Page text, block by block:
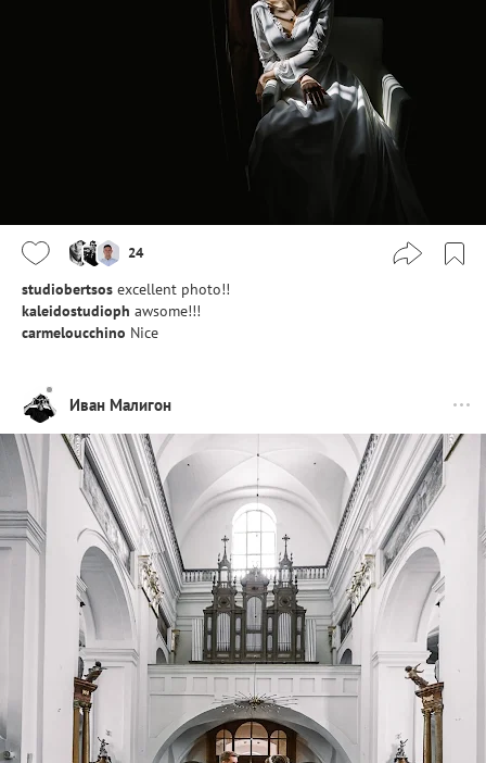
24
studiobertsos excellent photo!!
kaleidostudioph awsome!!!
carmeloucchino Nice
Иван Малигон